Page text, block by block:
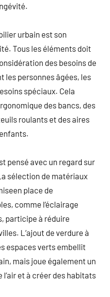
urbain est son
Tous les éléments doit
des besoins de
les personnes âgées, les
spéciaux. Cela
des bancs, des
roulants et des aires
pensé avec un regard sur
sélection de matériaux
place de
comme l’éclairage
participe à réduire
L’ajout de verdure à
espaces verts embellit
mais joue également un
et à créer des habitats